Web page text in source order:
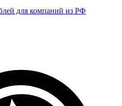
для компаний из РФ